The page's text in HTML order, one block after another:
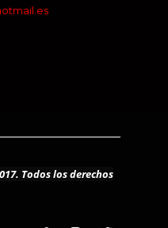
Todos los derechos